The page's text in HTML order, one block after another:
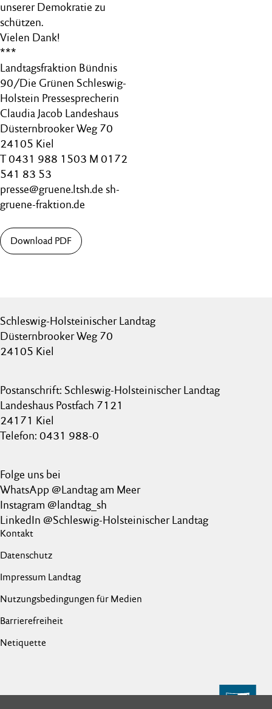
unserer Demokratie zu
schützen.
Vielen Dank!
***
Landtagsfraktion Bündnis
90/Die Grünen Schleswig-
Holstein Pressesprecherin
Claudia Jacob Landeshaus
Düsternbrooker Weg 70
24105 Kiel
T 0431 988 1503 M 0172
541 83 53
presse@gruene.ltsh.de sh-
gruene-fraktion.de
Download PDF
Schleswig-Holsteinischer Landtag
Düsternbrooker Weg 70
24105 Kiel
Postanschrift: Schleswig-Holsteinischer Landtag
Landeshaus Postfach 7121
24171 Kiel
Telefon: 0431 988-0
Folge uns bei
WhatsApp @Landtag am Meer
Instagram @landtag_sh
LinkedIn @Schleswig-Holsteinischer Landtag
Kontakt
Datenschutz
Impressum Landtag
Nutzungsbedingungen für Medien
Barrierefreiheit
Netiquette